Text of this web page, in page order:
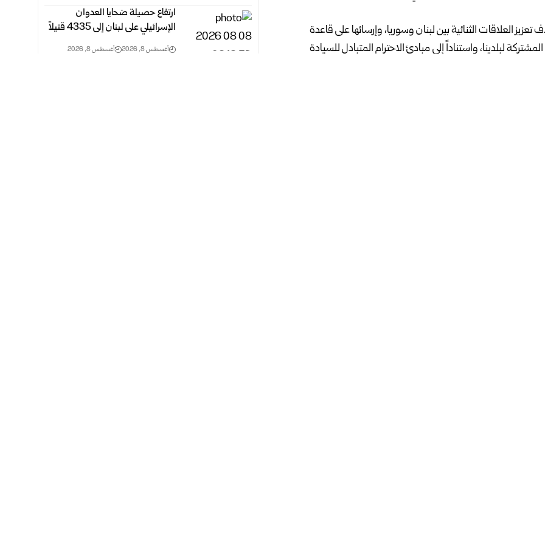
العلاقات الثنائية بين لبنان وسوريا، وإرسائها على قاعدة
لبلدينا، واستناداً إلى مبادئ الاحترام المتبادل للسيادة
ارتفاع حصيلة ضحايا العدوان
الإسرائيلي على لبنان إلى 4335 قتيلاً
أغسطس 8, 2026 أغسطس 8, 2026